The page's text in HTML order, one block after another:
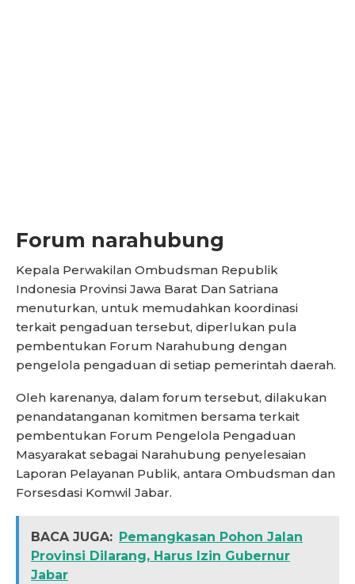
Forum narahubung
Kepala Perwakilan Ombudsman Republik
Indonesia Provinsi Jawa Barat Dan Satriana
menuturkan, untuk memudahkan koordinasi
terkait pengaduan tersebut, diperlukan pula
pembentukan Forum Narahubung dengan
pengelola pengaduan di setiap pemerintah daerah.
Oleh karenanya, dalam forum tersebut, dilakukan
penandatanganan komitmen bersama terkait
pembentukan Forum Pengelola Pengaduan
Masyarakat sebagai Narahubung penyelesaian
Laporan Pelayanan Publik, antara Ombudsman dan
Forsesdasi Komwil Jabar.
BACA JUGA: Pemangkasan Pohon Jalan
Provinsi Dilarang, Harus Izin Gubernur
Jabar